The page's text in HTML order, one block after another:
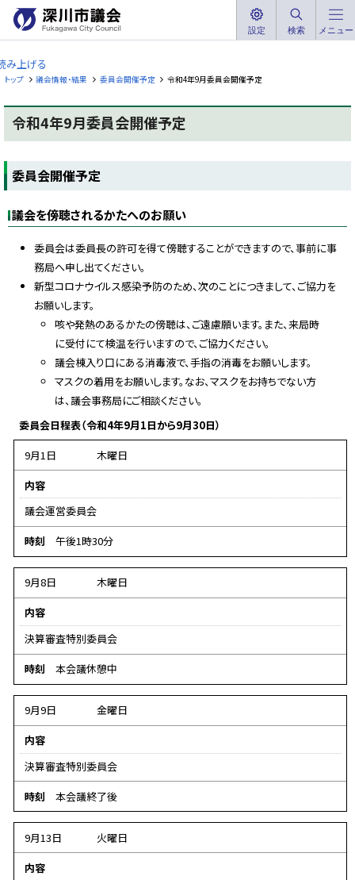
へ
メ
ニ
ュ
へ
深
川
市
議
会
u
a
C
設定 検索 メニュー
み上げる
トップ 議会情報・結果 委員会開催予定 令和4年9月委員会開催予定
令和4年9月委員会開催予定
ー
ジ
内
次
委員会開催予定
議会を傍聴されるかたへのお願い
委員会は委員長の許可を得て傍聴することができますので、事前に事
務局へ申し出てください。
新型コロナウイルス感染予防のため、次のことにつきまして、ご協力を
お願いします。
咳や発熱のあるかたの傍聴は、ご遠慮願います。また、来局時
に受付にて検温を行いますので、ご協力ください。
議会棟入り口にある消毒液で、手指の消毒をお願いします。
マスクの着用をお願いします。なお、マスクをお持ちでない方
は、議会事務局にご相談ください。
委員会日程表（令和4年9月1日から9月30日）
9月1日
木曜日
内容
議会運営委員会
時刻
午後1時30分
9月8日
木曜日
内容
決算審査特別委員会
時刻
本会議休憩中
9月9日
金曜日
内容
決算審査特別委員会
時刻
本会議終了後
9月13日
火曜日
内容